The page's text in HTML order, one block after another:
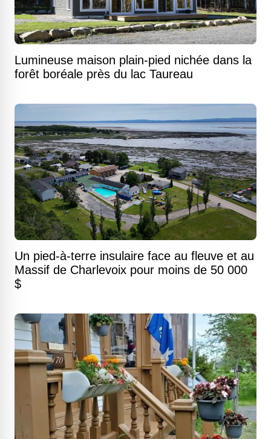
Lumineuse maison plain-pied nichée dans la
forêt boréale près du lac Taureau
Un pied-à-terre insulaire face au fleuve et au
Massif de Charlevoix pour moins de 50 000
$